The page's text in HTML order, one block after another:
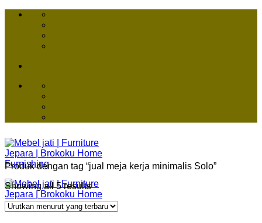
Skip
Produk dengan tag “jual meja kerja minimalis Solo”
Showing all 5 results